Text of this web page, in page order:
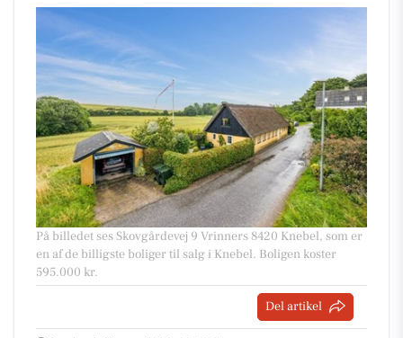
På billedet ses Skovgårdevej 9 Vrinners 8420 Knebel, som er
en af de billigste boliger til salg i Knebel. Boligen koster
595.000 kr.
Del artikel